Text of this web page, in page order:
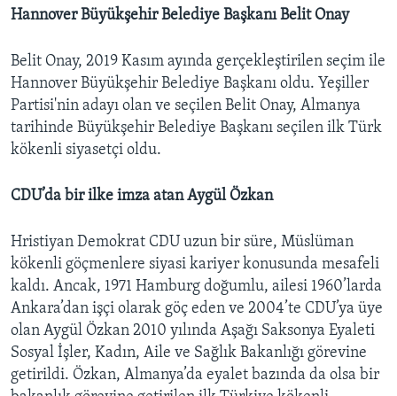
Hannover Büyükşehir Belediye Başkanı Belit Onay
Belit Onay, 2019 Kasım ayında gerçekleştirilen seçim ile
Hannover Büyükşehir Belediye Başkanı oldu. Yeşiller
Partisi'nin adayı olan ve seçilen Belit Onay, Almanya
tarihinde Büyükşehir Belediye Başkanı seçilen ilk Türk
kökenli siyasetçi oldu.
CDU’da bir ilke imza atan Aygül Özkan
Hristiyan Demokrat CDU uzun bir süre, Müslüman
kökenli göçmenlere siyasi kariyer konusunda mesafeli
kaldı. Ancak, 1971 Hamburg doğumlu, ailesi 1960’larda
Ankara’dan işçi olarak göç eden ve 2004’te CDU’ya üye
olan Aygül Özkan 2010 yılında Aşağı Saksonya Eyaleti
Sosyal İşler, Kadın, Aile ve Sağlık Bakanlığı görevine
getirildi. Özkan, Almanya’da eyalet bazında da olsa bir